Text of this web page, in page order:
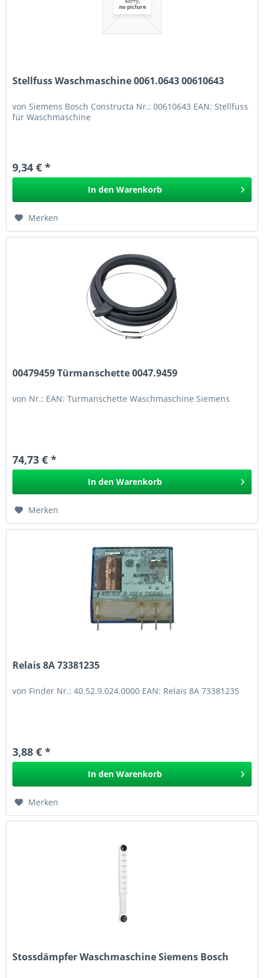
Stellfuss Waschmaschine 0061.0643 00610643
von Siemens Bosch Constructa Nr.: 00610643 EAN: Stellfuss
für Waschmaschine
9,34 € *
In den Warenkorb
Merken
00479459 Türmanschette 0047.9459
von Nr.: EAN: Türmanschette Waschmaschine Siemens
74,73 € *
In den Warenkorb
Merken
Relais 8A 73381235
von Finder Nr.: 40.52.9.024.0000 EAN: Relais 8A 73381235
3,88 € *
In den Warenkorb
Merken
Stossdämpfer Waschmaschine Siemens Bosch